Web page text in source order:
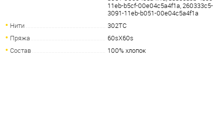
11eb-b5cf-00e04c5a4f1a, 260333c5-
3091-11eb-b051-00e04c5a4f1a
Нити
302TC
Пряжа
60sX60s
Состав
100% хлопок